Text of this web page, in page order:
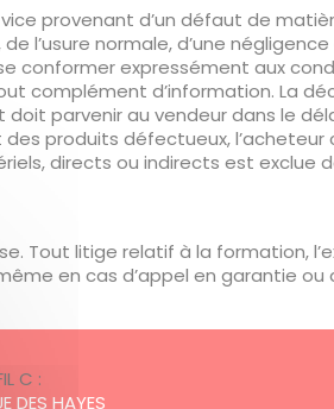
provenant d’un défaut de
l’usure normale, d’une
conformer expressément aux
complément d’information. La
parvenir au vendeur dans le
produits défectueux,
directs ou indirects est exclue
Tout litige relatif à la formation,
en cas d’appel en garantie
C :
DES HAYES